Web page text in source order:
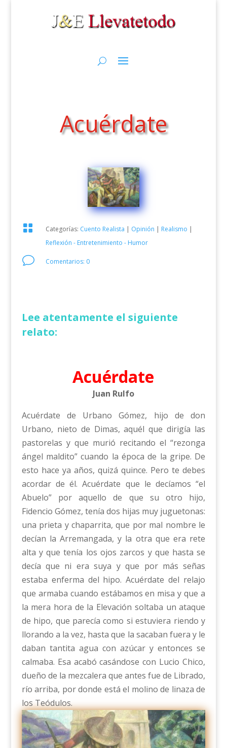
Acuérdate
 Categorías: Cuento Realista | Opinión | Realismo |
Reflexión - Entretenimiento - Humor
v Comentarios: 0
Lee atentamente el siguiente
relato:
Acuérdate
Juan Rulfo
Acuérdate de Urbano Gómez, hijo de don
Urbano, nieto de Dimas, aquél que dirigía las
pastorelas y que murió recitando el “rezonga
ángel maldito” cuando la época de la gripe. De
esto hace ya años, quizá quince. Pero te debes
acordar de él. Acuérdate que le decíamos “el
Abuelo” por aquello de que su otro hijo,
Fidencio Gómez, tenía dos hijas muy juguetonas:
una prieta y chaparrita, que por mal nombre le
decían la Arremangada, y la otra que era rete
alta y que tenía los ojos zarcos y que hasta se
decía que ni era suya y que por más señas
estaba enferma del hipo. Acuérdate del relajo
que armaba cuando estábamos en misa y que a
la mera hora de la Elevación soltaba un ataque
de hipo, que parecía como si estuviera riendo y
llorando a la vez, hasta que la sacaban fuera y le
daban tantita agua con azúcar y entonces se
calmaba. Esa acabó casándose con Lucio Chico,
dueño de la mezcalera que antes fue de Librado,
río arriba, por donde está el molino de linaza de
los Teódulos.